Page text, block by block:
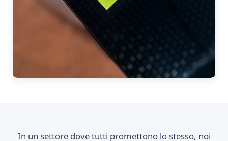
In un settore dove tutti promettono lo stesso, noi